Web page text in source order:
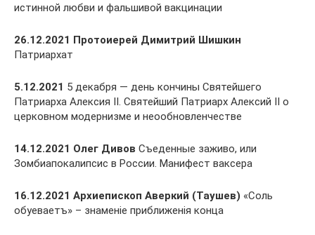
истинной любви и фальшивой вакцинации
26.12.2021 Протоиерей Димитрий Шишкин
Патриархат
5.12.2021 5 декабря — день кончины Святейшего
Патриарха Алексия II. Святейший Патриарх Алексий II о
церковном модернизме и неообновленчестве
14.12.2021 Олег Дивов Съеденные заживо, или
Зомбиапокалипсис в России. Манифест ваксера
16.12.2021 Архиепископ Аверкий (Таушев) «Соль
обуеваетъ» – знаменiе приближенiя конца